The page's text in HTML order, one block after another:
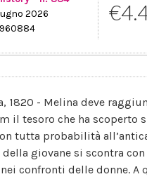
2026
1820 - Melina deve
il tesoro che ha scoperto
tutta probabilità
giovane si scontra
confronti delle donne. A